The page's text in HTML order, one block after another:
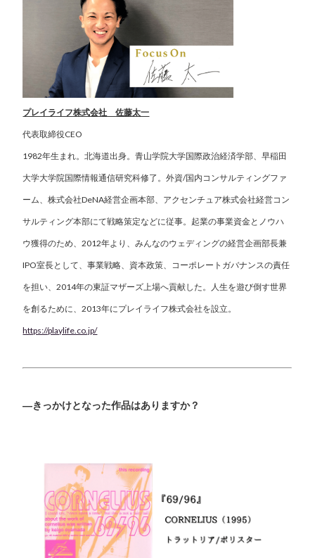
プレイライフ株式会社 佐藤太一
代表取締役CEO
1982年生まれ。北海道出身。青山学院大学国際政治経済学部、早稲田
大学大学院国際情報通信研究科修了。外資/国内コンサルティングファ
ーム、株式会社DeNA経営企画本部、アクセンチュア株式会社経営コン
サルティング本部にて戦略策定などに従事。起業の事業資金とノウハ
ウ獲得のため、2012年より、みんなのウェディングの経営企画部長兼
IPO室長として、事業戦略、資本政策、コーポレートガバナンスの責任
を担い、2014年の東証マザーズ上場へ貢献した。人生を遊び倒す世界
を創るために、2013年にプレイライフ株式会社を設立。
https://playlife.co.jp/
―きっかけとなった作品はありますか？